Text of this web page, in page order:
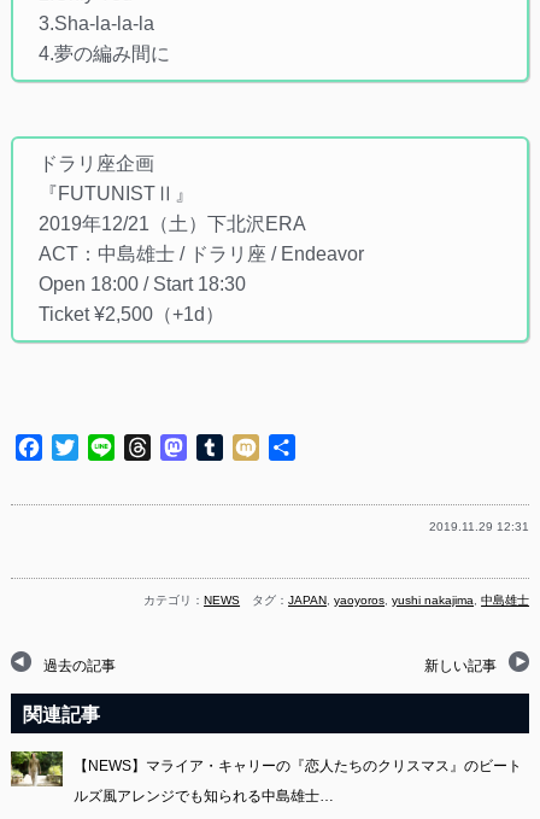
3.Sha-la-la-la
4.夢の編み間に
ドラリ座企画
『FUTUNISTⅡ』
2019年12/21（土）下北沢ERA
ACT：中島雄士 / ドラリ座 / Endeavor
Open 18:00 / Start 18:30
Ticket ¥2,500（+1d）
Facebook
TwitterLine ThreadsMastodon
Tumblr
Mixi
2019.11.29 12:31
カテゴリ：NEWS タグ：JAPAN ,yaoyoros ,yushi nakajima ,中島雄士
過去の記事 新しい記事
関連記事
【NEWS】マライア・キャリーの『恋人たちのクリスマス』のビート
ルズ風アレンジでも知られる中島雄士…